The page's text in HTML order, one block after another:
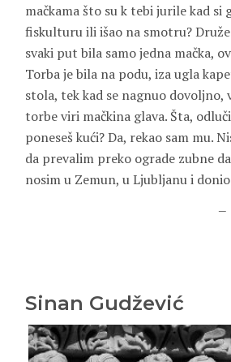
mačkama što su k tebi jurile kad si
fiskulturu ili išao na smotru?
svaki put bila samo jedna mačka,
Torba je bila na podu, iza ugla
stola, tek kad se nagnuo dovoljno,
torbe viri mačkina glava. Šta,
poneseš kući? Da, rekao sam mu.
da prevalim preko ograde zubne
nosim u Zemun, u Ljubljanu i
Sinan Gudžević